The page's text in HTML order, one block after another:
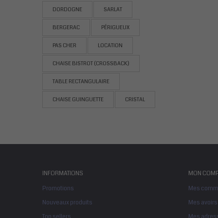
DORDOGNE SARLAT
BERGERAC PÉRIGUEUX
PAS CHER LOCATION
CHAISE BISTROT (CROSSBACK)
TABLE RECTANGULAIRE
CHAISE GUINGUETTE CRISTAL
INFORMATIONS
Promotions
Nouveaux produits
MON
Mes
Mes avoirs